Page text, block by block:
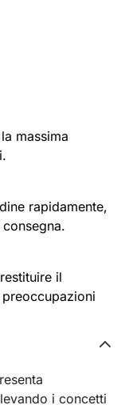
massima
rapidamente,
il
i concetti